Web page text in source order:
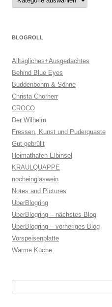
BLOGROLL
Alltägliches+Ausgedachtes
Behind Blue Eyes
Buddenbohm & Söhne
Christa Chorherr
CROCO
Der Wilhelm
Fressen, Kunst und Puderquaste
Gut gebrüllt
Heimathafen Elbinsel
KRAULQUAPPE
nocheinglaswein
Notes and Pictures
UberBlogring
UberBlogring – nächstes Blog
UberBlogring – vorheriges Blog
Vorspeisenplatte
Warme Küche